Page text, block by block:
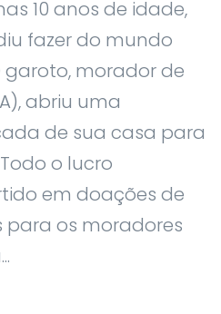
10 anos de idade,
fazer do mundo
garoto, morador de
abriu uma
de sua casa para
o lucro
em doações de
os moradores